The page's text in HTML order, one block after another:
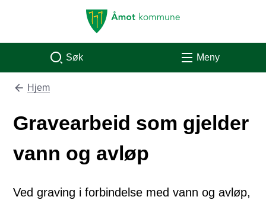
Åmot kommune
Søk Meny
Du er her:
Hjem
Gravearbeid som gjelder
vann og avløp
Ved graving i forbindelse med vann og avløp,